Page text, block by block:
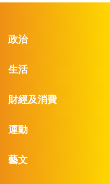
政治
生活
財經及消費
運動
藝文